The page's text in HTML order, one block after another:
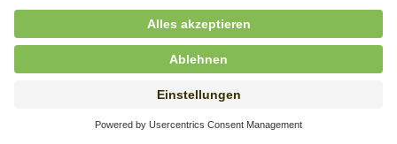
Hauswirtschaftskraft (m/w/d) für
Kinderdorffamilie
in unbefristeter Anstellung, Teilzeit (19,25 Std./Wo.),
SOS-Kinderdorf Ammersee-Lech, Dießen am